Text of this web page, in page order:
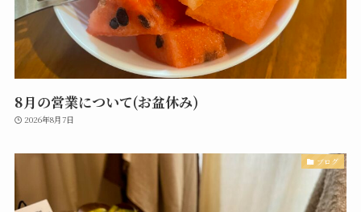
8月の営業について(お盆休み)
2026年8月7日
ブログ